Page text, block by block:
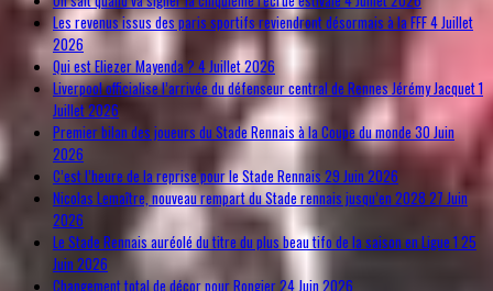
Les revenus issus des paris sportifs reviendront désormais à la FFF4 Juillet
2026
Qui est Eliezer Mayenda ? 4 Juillet 2026
Liverpool officialise l’arrivée du défenseur central de Rennes Jérémy Jacquet1
Juillet 2026
Premier bilan des joueurs du Stade Rennais à la Coupe du monde 30 Juin
2026
C’est l’heure de la reprise pour le Stade Rennais 29 Juin 2026
Nicolas Lemaître, nouveau rempart du Stade rennais jusqu’en 2028 27 Juin
2026
Le Stade Rennais auréolé du titre du plus beau tifo de la saison en Ligue 1 25
Juin 2026
Changement total de décor pour Rongier24 Juin 2026